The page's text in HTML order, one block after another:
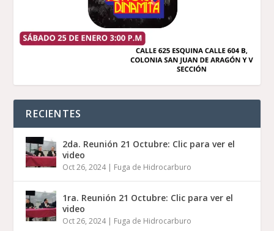
RECIENTES
2da. Reunión 21 Octubre: Clic para ver el
video
Oct 26, 2024| Fuga de Hidrocarburo
1ra. Reunión 21 Octubre: Clic para ver el
video
Oct 26, 2024| Fuga de Hidrocarburo